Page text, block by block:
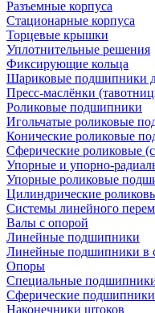
Разъемные корпуса
Стационарные корпуса
Торцевые крышки
Уплотнительные решения
Фиксирующие кольца
Шариковые подшипники
Пресс-маслёнки
Роликовые подшипники
Игольчатые роликовые
Конические роликовые
Сферические роликовые
Упорные и упорно-
Упорные роликовые
Цилиндрические
Системы линейного
Валы с опорой
Линейные подшипники
Линейные подшипники в
Опоры
Специальные
Сферические
Наконечники штоков